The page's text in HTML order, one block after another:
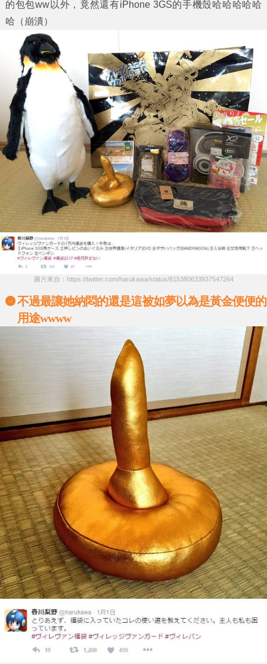
的包包ww以外，竟然還有iPhone 3GS的手機殼哈哈哈哈哈
哈（崩潰）
圖片來自：https://twitter.com/harukawa/status/815380633937547264
不過最讓她納悶的還是這被如夢以為是黃金便便的
用途wwww